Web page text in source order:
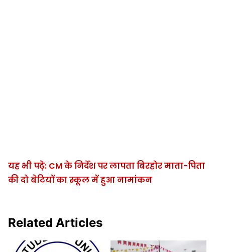
यह भी पढ़े: CM के निर्देश पर लापता बिरहोर माता-पिता
की दो बेटियों का स्कूल में हुआ नामांकन
Related Articles